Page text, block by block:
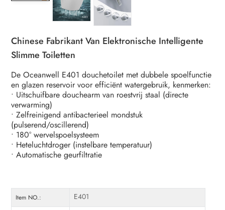
Chinese Fabrikant Van Elektronische Intelligente
Slimme Toiletten
De Oceanwell E401 douchetoilet met dubbele spoelfunctie
en glazen reservoir voor efficiënt watergebruik, kenmerken:
• Uitschuifbare douchearm van roestvrij staal (directe
verwarming)
• Zelfreinigend antibacterieel mondstuk
(pulserend/oscillerend)
• 180° wervelspoelsysteem
• Heteluchtdroger (instelbare temperatuur)
• Automatische geurfiltratie
Item NO.: E401